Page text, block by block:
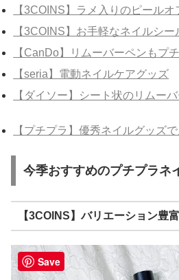
【3COINS】ラメ入りのピール
【3COINS】お手軽なネイルシー
【CanDo】リムーバーペンもプ
【seria】電動ネイルケアグッズ
【ダイソー】シート状のリムー
【プチプラ】優秀ネイルグッズ
今季おすすめのプチプラネ
【3COINS】バリエーション豊
Save